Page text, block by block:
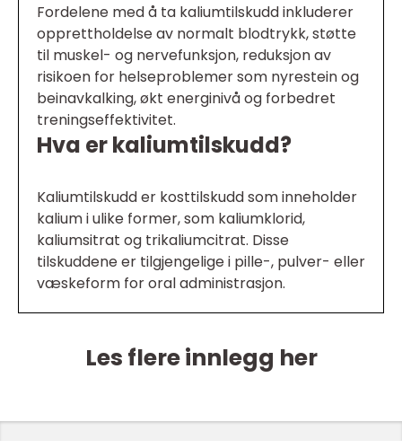
Fordelene med å ta kaliumtilskudd inkluderer
opprettholdelse av normalt blodtrykk, støtte
til muskel- og nervefunksjon, reduksjon av
risikoen for helseproblemer som nyrestein og
beinavkalking, økt energinivå og forbedret
treningseffektivitet.
Hva er kaliumtilskudd?
Kaliumtilskudd er kosttilskudd som inneholder
kalium i ulike former, som kaliumklorid,
kaliumsitrat og trikaliumcitrat. Disse
tilskuddene er tilgjengelige i pille-, pulver- eller
væskeform for oral administrasjon.
Les flere innlegg her